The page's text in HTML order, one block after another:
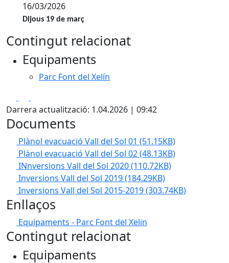
16/03/2026
Dijous 19 de març
Contingut relacionat
Equipaments
Parc Font del Xelín
Darrera actualització: 1.04.2026 | 09:42
Documents
Plànol evacuació Vall del Sol 01 (51.15KB)
Plànol evacuació Vall del Sol 02(48.13KB)
INnversions Vall del Sol 2020(110.72KB)
Inversions Vall del Sol 2019(184.29KB)
Inversions Vall del Sol 2015-2019(303.74KB)
Enllaços
Equipaments - Parc Font del Xelin
Contingut relacionat
Equipaments